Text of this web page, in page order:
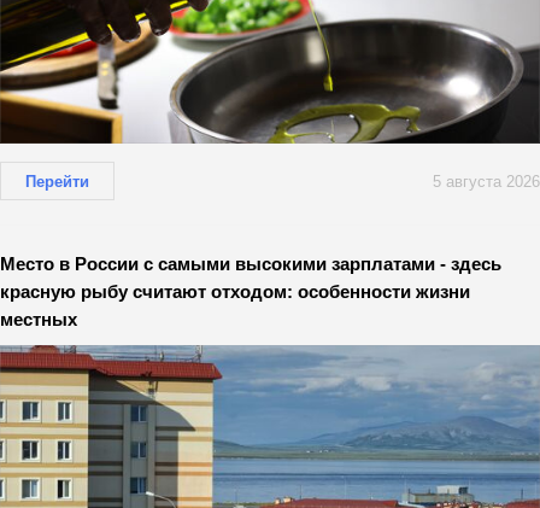
Перейти 5 августа 2026
Место в России с самыми высокими зарплатами - здесь
красную рыбу считают отходом: особенности жизни
местных